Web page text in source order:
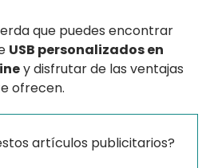
que puedes encontrar
USB personalizados en
y disfrutar de las ventajas
ofrecen.
artículos publicitarios?